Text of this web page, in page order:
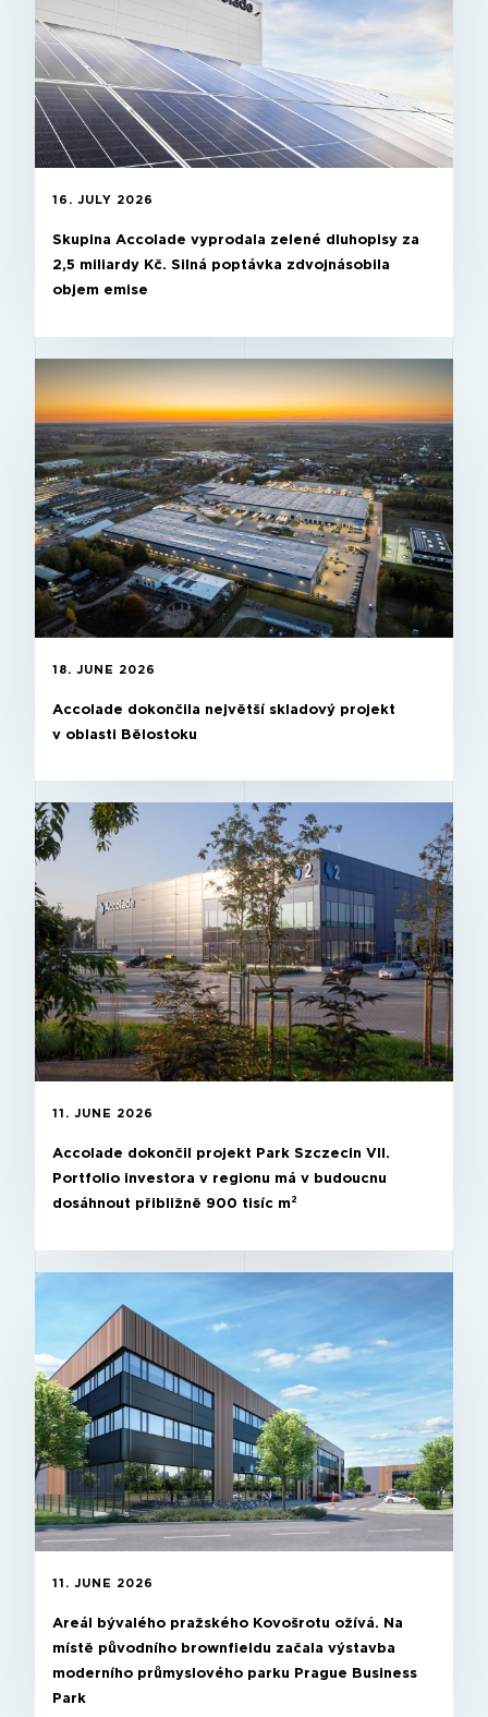
16. JULY 2026
Skupina Accolade vyprodala zelené dluhopisy za
2,5 miliardy Kč. Silná poptávka zdvojnásobila
objem emise
18. JUNE 2026
Accolade dokončila největší skladový projekt
v oblasti Bělostoku
11. JUNE 2026
Accolade dokončil projekt Park Szczecin VII.
Portfolio investora v regionu má v budoucnu
dosáhnout přibližně 900 tisíc m²
11. JUNE 2026
Areál bývalého pražského Kovošrotu ožívá. Na
místě původního brownfieldu začala výstavba
moderního průmyslového parku Prague Business
Park